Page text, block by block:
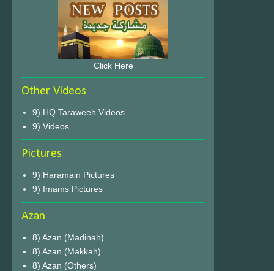
Click Here
Other Videos
9) HQ Taraweeh Videos
9) Videos
Pictures
9) Haramain Pictures
9) Imams Pictures
Azan
8) Azan (Madinah)
8) Azan (Makkah)
8) Azan (Others)